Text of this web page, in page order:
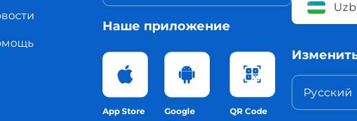
Наше приложение
App Store
Google
QR Code
Русский